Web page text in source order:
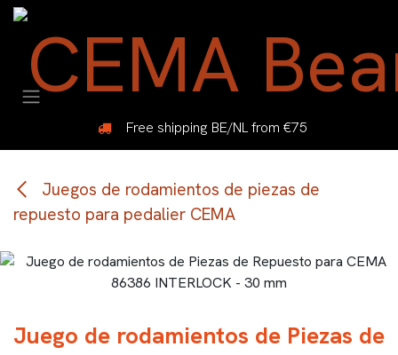
Ir al contenido
Free shipping BE/NL from €75
Juegos de rodamientos de piezas de
repuesto para pedalier CEMA
Juego de rodamientos de Piezas de